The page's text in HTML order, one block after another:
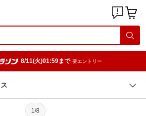
8/11(火)01:59まで 要エントリー
1/8